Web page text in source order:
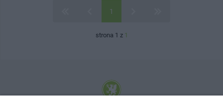
1
strona 1 z 1